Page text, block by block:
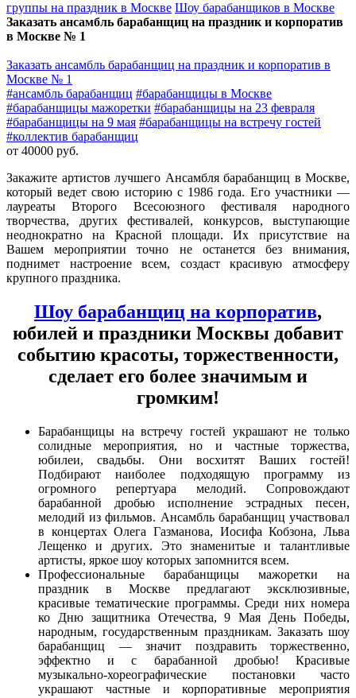
группы на праздник в Москве Шоу барабанщиков в Москве
Заказать ансамбль барабанщиц на праздник и корпоратив
в Москве № 1
Заказать ансамбль барабанщиц на праздник и корпоратив в
Москве № 1
#ансамбль барабанщиц #барабанщицы в Москве
#барабанщицы мажоретки #барабанщицы на 23 февраля
#барабанщицы на 9 мая #барабанщицы на встречу гостей
#коллектив барабанщиц
от 40000 руб.
Закажите артистов лучшего Ансамбля барабанщиц в Москве,
который ведет свою историю с 1986 года. Его участники —
лауреаты Второго Всесоюзного фестиваля народного
творчества, других фестивалей, конкурсов, выступающие
неоднократно на Красной площади. Их присутствие на
Вашем мероприятии точно не останется без внимания,
поднимет настроение всем, создаст красивую атмосферу
крупного праздника.
Шоу барабанщиц на корпоратив,
юбилей и праздники Москвы добавит
событию красоты, торжественности,
сделает его более значимым и
громким!
Барабанщицы на встречу гостей украшают не только
солидные мероприятия, но и частные торжества,
юбилеи, свадьбы. Они восхитят Ваших гостей!
Подбирают наиболее подходящую программу из
огромного репертуара мелодий. Сопровождают
барабанной дробью исполнение эстрадных песен,
мелодий из фильмов. Ансамбль барабанщиц участвовал
в концертах Олега Газманова, Иосифа Кобзона, Льва
Лещенко и других. Это знаменитые и талантливые
артисты, яркое шоу которых запомнится всем.
Профессиональные барабанщицы мажоретки на
праздник в Москве предлагают эксклюзивные,
красивые тематические программы. Среди них номера
ко Дню защитника Отечества, 9 Мая День Победы,
народным, государственным праздникам. Заказать шоу
барабанщиц — значит поздравить торжественно,
эффектно и с барабанной дробью! Красивые
музыкально-хореографические постановки часто
украшают частные и корпоративные мероприятия